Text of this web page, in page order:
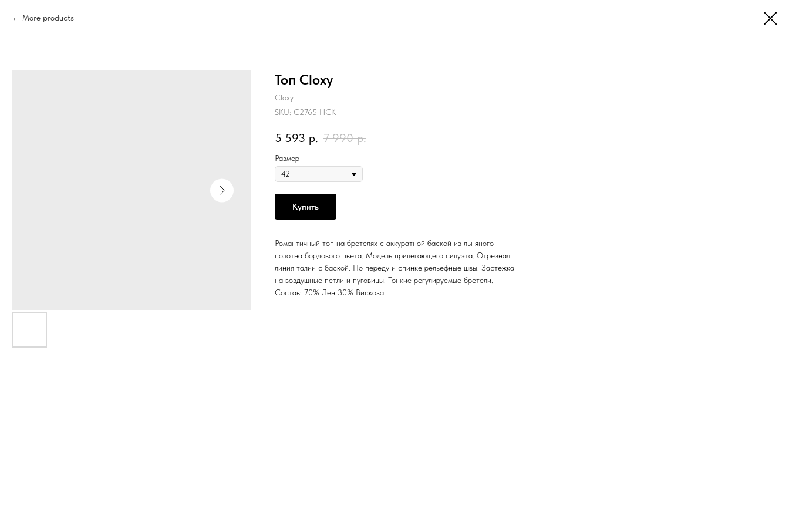
More products
Топ Cloxy
Cloxy
SKU: С2765 НСК
5 593 р. 7 990 р.
Размер
Купить
Романтичный топ на бретелях с аккуратной баской из льняного
полотна бордового цвета. Модель прилегающего силуэта. Отрезная
линия талии с баской. По переду и спинке рельефные швы. Застежка
на воздушные петли и пуговицы. Тонкие регулируемые бретели.
Состав: 70% Лен 30% Вискоза